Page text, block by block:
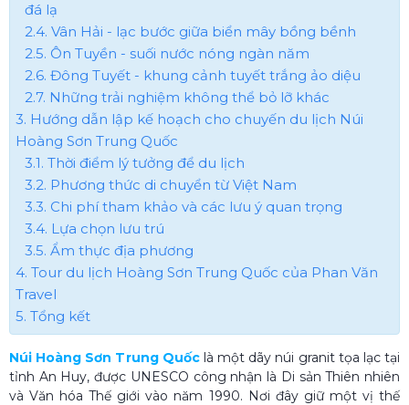
đá lạ
2.4. Vân Hải - lạc bước giữa biển mây bồng bềnh
2.5. Ôn Tuyền - suối nước nóng ngàn năm
2.6. Đông Tuyết - khung cảnh tuyết trắng ảo diệu
2.7. Những trải nghiệm không thể bỏ lỡ khác
3. Hướng dẫn lập kế hoạch cho chuyến du lịch Núi
Hoàng Sơn Trung Quốc
3.1. Thời điểm lý tưởng để du lịch
3.2. Phương thức di chuyển từ Việt Nam
3.3. Chi phí tham khảo và các lưu ý quan trọng
3.4. Lựa chọn lưu trú
3.5. Ẩm thực địa phương
4. Tour du lịch Hoàng Sơn Trung Quốc của Phan Văn
Travel
5. Tổng kết
Núi Hoàng Sơn Trung Quốclà một dãy núi granit tọa lạc tại
tỉnh An Huy, được UNESCO công nhận là Di sản Thiên nhiên
và Văn hóa Thế giới vào năm 1990. Nơi đây giữ một vị thế